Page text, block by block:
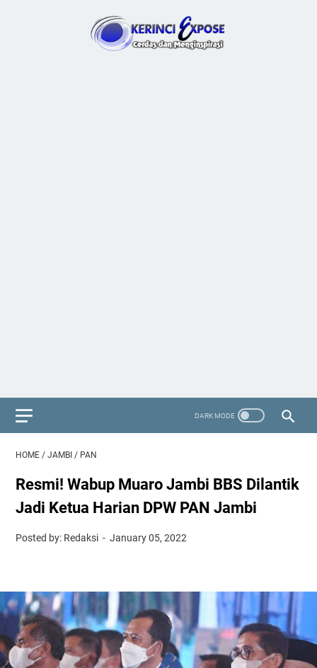
HOME / JAMBI / PAN
Resmi! Wabup Muaro Jambi BBS Dilantik
Jadi Ketua Harian DPW PAN Jambi
Posted by: Redaksi January 05, 2022